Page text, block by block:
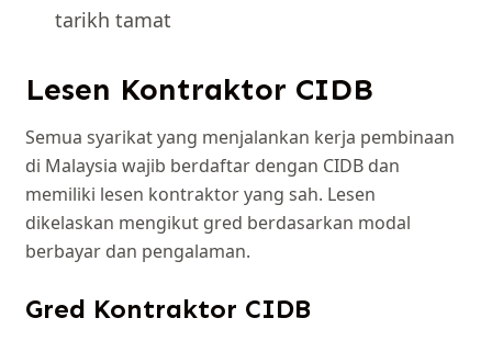
tarikh tamat
Lesen Kontraktor CIDB
Semua syarikat yang menjalankan kerja pembinaan
di Malaysia wajib berdaftar dengan CIDB dan
memiliki lesen kontraktor yang sah. Lesen
dikelaskan mengikut gred berdasarkan modal
berbayar dan pengalaman.
Gred Kontraktor CIDB